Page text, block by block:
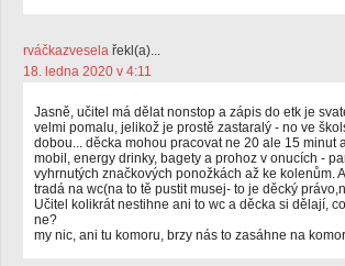
rváčkazvesela řekl(a)...
18. ledna 2020 v 4:11
Jasně, učitel má dělat nonstop a zápis do etk je
velmi pomalu, jelikož je prostě zastaralý - no ve
dobou... děcka mohou pracovat ne 20 ale 15 minut
mobil, energy drinky, bagety a prohoz v onucích -
vyhrnutých značkových ponožkách až ke kolenům.
tradá na wc(na to tě pustit musej- to je děcký
Učitel kolikrát nestihne ani to wc a děcka si dělají,
ne?
my nic, ani tu komoru, brzy nás to zasáhne na